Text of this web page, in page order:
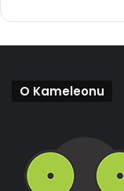
O Kameleonu